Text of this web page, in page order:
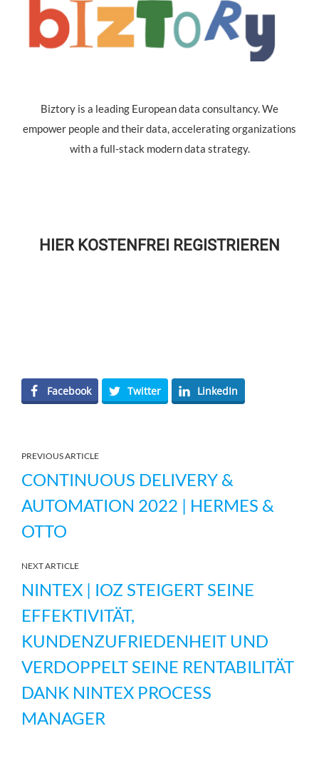
Biztory is a leading European data consultancy. We
empower people and their data, accelerating organizations
with a full-stack modern data strategy.
HIER KOSTENFREI REGISTRIEREN
Facebook Twitter LinkedIn
PREVIOUS ARTICLE
CONTINUOUS DELIVERY &
AUTOMATION 2022 | HERMES &
OTTO
NEXT ARTICLE
NINTEX | IOZ STEIGERT SEINE
EFFEKTIVITÄT,
KUNDENZUFRIEDENHEIT UND
VERDOPPELT SEINE RENTABILITÄT
DANK NINTEX PROCESS
MANAGER